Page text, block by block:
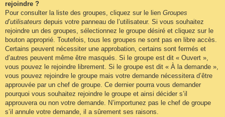
rejoindre ?
Pour consulter la liste des groupes, cliquez sur le lien Groupes
d’utilisateurs depuis votre panneau de l’utilisateur. Si vous souhaitez
rejoindre un des groupes, sélectionnez le groupe désiré et cliquez sur le
bouton approprié. Toutefois, tous les groupes ne sont pas en libre accès.
Certains peuvent nécessiter une approbation, certains sont fermés et
d’autres peuvent même être masqués. Si le groupe est dit « Ouvert »,
vous pouvez le rejoindre librement. Si le groupe est dit « À la demande »,
vous pouvez rejoindre le groupe mais votre demande nécessitera d’être
approuvée par un chef de groupe. Ce dernier pourra vous demander
pourquoi vous souhaitez rejoindre le groupe et ainsi décider s’il
approuvera ou non votre demande. N’importunez pas le chef de groupe
s’il annule votre demande, il a sûrement ses raisons.